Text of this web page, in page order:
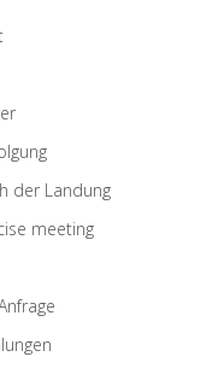
der Landung
meeting